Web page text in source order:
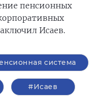
пенсионных
Исаев.
система
#Исаев